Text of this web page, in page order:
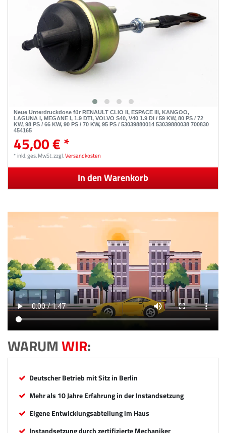
Neue Unterdruckdose für RENAULT CLIO II, ESPACE III, KANGOO,
LAGUNA I, MEGANE I, 1.9 DTI, VOLVO S40, V40 1.9 DI / 59 KW, 80 PS / 72
KW, 98 PS / 66 KW, 90 PS / 70 KW, 95 PS / 53039880014 53039880038 700830
454165
45,00 € *
*inkl. ges. MwSt.zzgl.Versandkosten
In den Warenkorb
WARUMWIR:
Deutscher Betrieb mit Sitz in Berlin
Mehr als 10 Jahre Erfahrung in der Instandsetzung
Eigene Entwicklungsabteilung im Haus
Instandsetzung durch zertifizierte Mechaniker